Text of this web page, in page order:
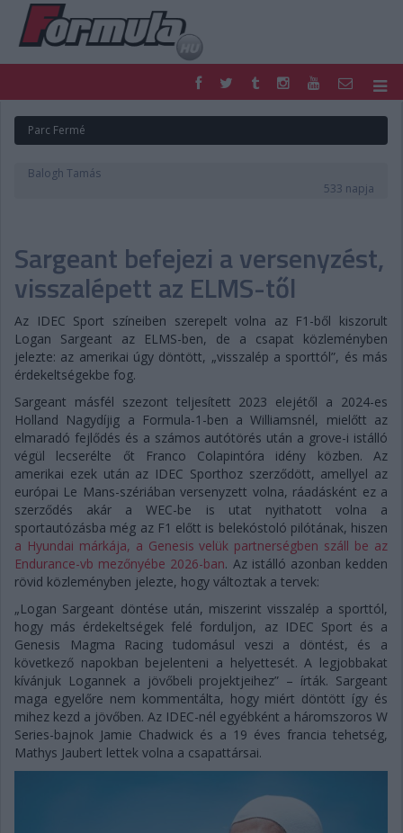
FORMULA
MOTOR
NEMZETKÖZI
DIGITÁLIS MAGAZIN
PONTÁLLÁSOK
VERSENYNAPTÁRAK
Parc Fermé
Balogh Tamás
533 napja
Sargeant befejezi a versenyzést,
visszalépett az ELMS-től
Az IDEC Sport színeiben szerepelt volna az F1-ből kiszorult
Logan Sargeant az ELMS-ben, de a csapat közleményben
jelezte: az amerikai úgy döntött, „visszalép a sporttól”, és más
érdekeltségekbe fog.
Sargeant másfél szezont teljesített 2023 elejétől a 2024-es
Holland Nagydíjig a Formula-1-ben a Williamsnél, mielőtt az
elmaradó fejlődés és a számos autótörés után a grove-i istálló
végül lecserélte őt Franco Colapintóra idény közben. Az
amerikai ezek után az IDEC Sporthoz szerződött, amellyel az
európai Le Mans-szériában versenyzett volna, ráadásként ez a
szerződés akár a WEC-be is utat nyithatott volna a
sportautózásba még az F1 előtt is belekóstoló pilótának, hiszen
a Hyundai márkája, a Genesis velük partnerségben száll be az
Endurance-vb mezőnyébe 2026-ban. Az istálló azonban kedden
rövid közleményben jelezte, hogy változtak a tervek:
„Logan Sargeant döntése után, miszerint visszalép a sporttól,
hogy más érdekeltségek felé forduljon, az IDEC Sport és a
Genesis Magma Racing tudomásul veszi a döntést, és a
következő napokban bejelenteni a helyettesét. A legjobbakat
kívánjuk Logannek a jövőbeli projektjeihez” – írták. Sargeant
maga egyelőre nem kommentálta, hogy miért döntött így és
mihez kezd a jövőben. Az IDEC-nél egyébként a háromszoros W
Series-bajnok Jamie Chadwick és a 19 éves francia tehetség,
Mathys Jaubert lettek volna a csapattársai.